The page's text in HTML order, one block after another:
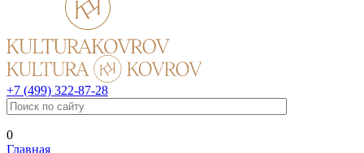
+7 (499) 322-87-28
0
Главная